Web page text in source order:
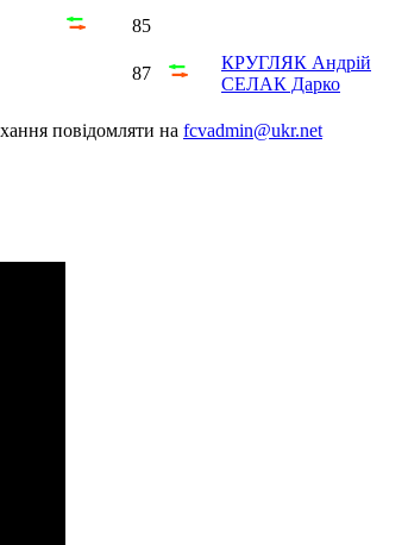
85
87
КРУГЛЯК Андрій
СЕЛАК Дарко
повідомляти на fcvadmin@ukr.net